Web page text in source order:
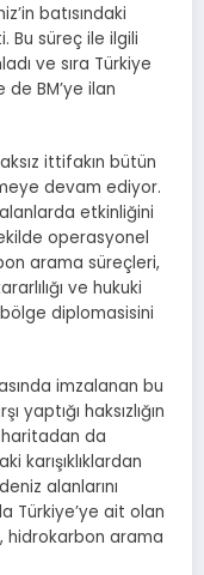
batısındaki
Bu süreç ile ilgili
ve sıra Türkiye
de BM’ye ilan
ittifakın bütün
devam ediyor.
etkinliğini
operasyonel
arama süreçleri,
ve hukuki
diplomasisini
imzalanan bu
yaptığı haksızlığın
da
karışıklıklardan
alanlarını
Türkiye’ye ait olan
hidrokarbon arama